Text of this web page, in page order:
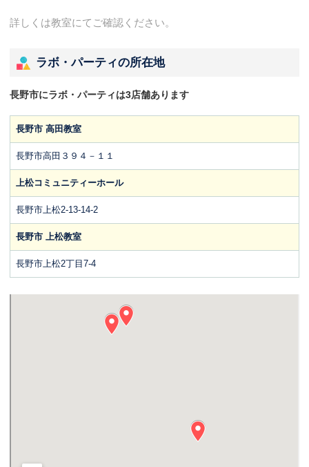
詳しくは教室にてご確認ください。
ラボ・パーティの所在地
長野市にラボ・パーティは3店舗あります
長野市 高田教室
長野市高田３９４－１１
上松コミュニティーホール
長野市上松2-13-14-2
長野市 上松教室
長野市上松2丁目7-4